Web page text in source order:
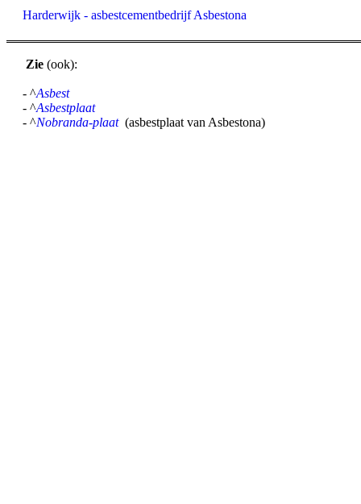
Harderwijk - asbestcementbedrijf Asbestona
Zie (ook):
- ^Asbest
- ^Asbestplaat
- ^Nobranda-plaat(asbestplaat van Asbestona)